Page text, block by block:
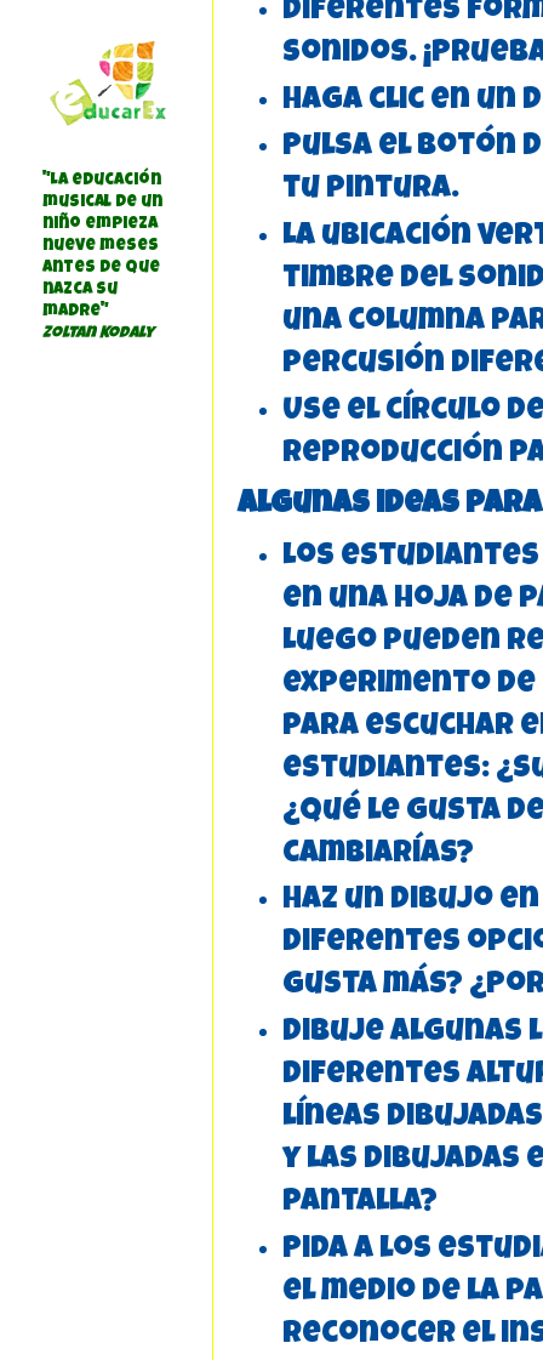
Diferentes
sonidos.
Haga clic en
Pulsa el botón
tu pintura.
La ubicación
timbre del
una columna
percusión
Use el círculo
reproducción
Algunas ideas
Los
en una hoja de
Luego pueden
experimento
para escuchar
estudiantes:
¿Qué le gusta
cambiarías?
Haz un dibujo
diferentes
gusta más?
Dibuje algunas
diferentes
líneas
y las dibujadas
pantalla?
Pida a los
el medio de la
reconocer el
"La educación
musical de un
niño empieza
nueve meses
antes de que
nazca su
madre"
Zoltan Kodaly